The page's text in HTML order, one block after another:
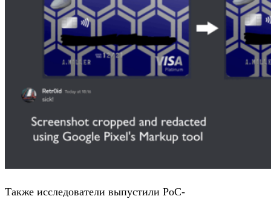
Также исследователи выпустили PoC-